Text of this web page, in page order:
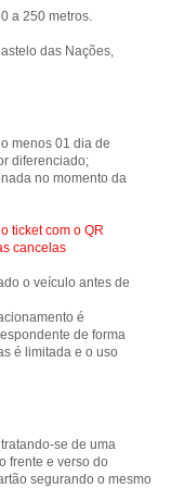
a 250 metros.
das Nações,
menos 01 dia de
diferenciado;
no momento da
ticket com o QR
cancelas
o veículo antes de
é
de forma
é limitada e o uso
se de uma
frente e verso do
segurando o mesmo